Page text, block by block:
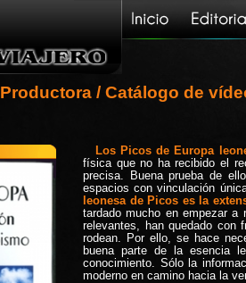
Productora / Catálogo de
Los Picos de Europa
física que no ha recibido el
precisa. Buena prueba de
espacios con vinculación
leonesa de Picos es la
tardado mucho en empezar
relevantes, han quedado con
rodean. Por ello, se hace
buena parte de la esencia
conocimiento. Sólo la
moderno en camino hacia la